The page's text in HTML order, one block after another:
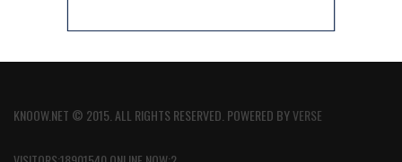
KNOOW.NET © 2015. ALL RIGHTS RESERVED. POWERED BYVERSE